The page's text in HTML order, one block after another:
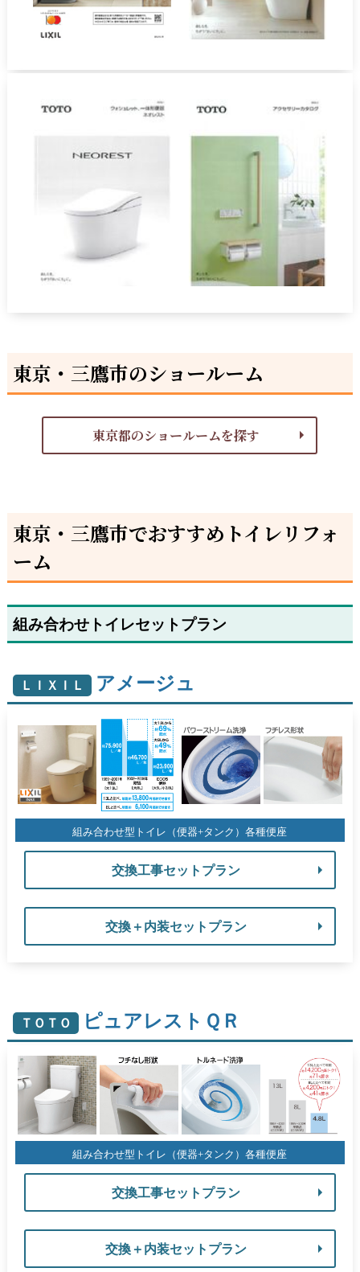
東京・三鷹市のショールーム
東京都のショールームを探す
東京・三鷹市でおすすめトイレリフォ
ーム
組み合わせトイレセットプラン
ＬＩＸＩＬ アメージュ
組み合わせ型トイレ（便器+タンク）各種便座
交換工事セットプラン
交換＋内装セットプラン
ＴＯＴＯ ピュアレストＱＲ
組み合わせ型トイレ（便器+タンク）各種便座
交換工事セットプラン
交換＋内装セットプラン